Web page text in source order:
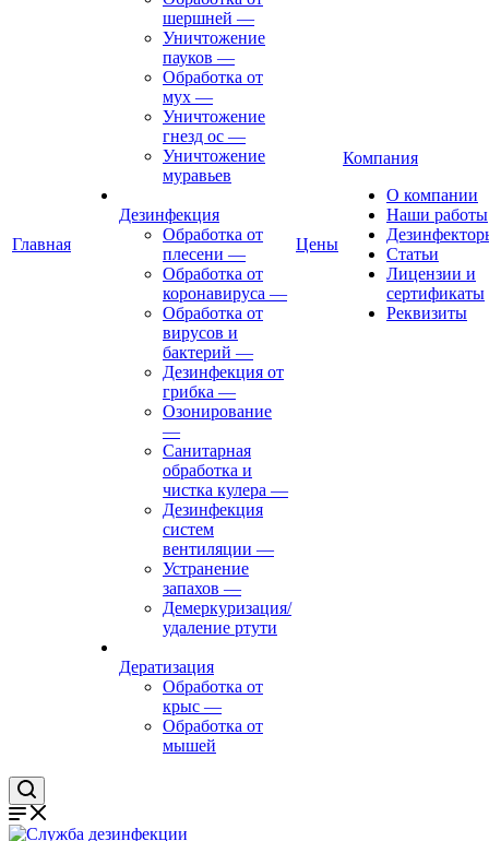
Главная
шершней —
Уничтожение
пауков —
Обработка от
мух —
Уничтожение
гнезд ос —
Уничтожение
муравьев
Дезинфекция
Обработка от
плесени —
Обработка от
коронавируса —
Обработка от
вирусов и
бактерий —
Дезинфекция от
грибка —
Озонирование
—
Санитарная
обработка и
чистка кулера —
Дезинфекция
систем
вентиляции —
Устранение
запахов —
Демеркуризация/
удаление ртути
Дератизация
Обработка от
крыс —
Обработка от
мышей
Цены
Компания
О компании
Наши работы
Статьи
Лицензии и
сертификаты
Реквизиты